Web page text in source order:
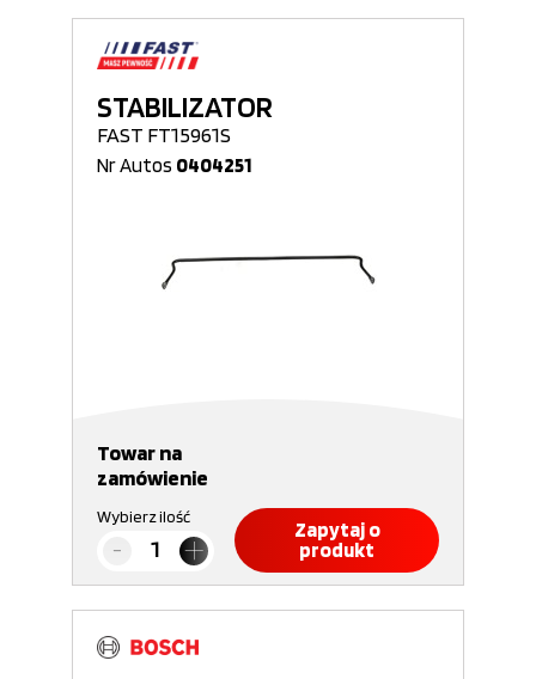
STABILIZATOR
FAST FT15961S
Nr Autos 0404251
Towar na
zamówienie
Wybierz ilość
Zapytaj o
produkt